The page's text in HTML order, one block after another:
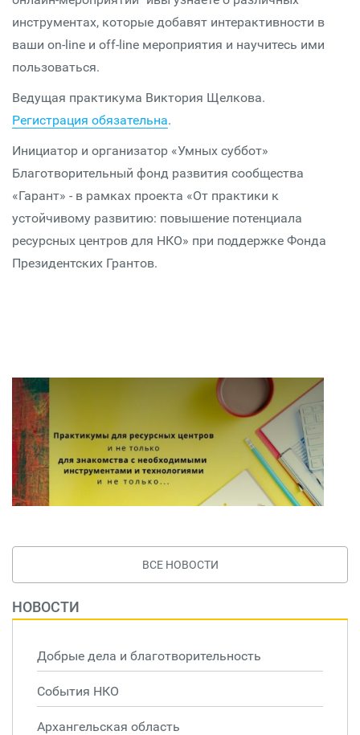
инструментах, которые добавят интерактивности в
ваши on-line и off-line мероприятия и научитесь ими
пользоваться.
Ведущая практикума Виктория Щелкова.
Регистрация обязательна.
Инициатор и организатор «Умных суббот»
Благотворительный фонд развития сообщества
«Гарант» - в рамках проекта «От практики к
устойчивому развитию: повышение потенциала
ресурсных центров для НКО» при поддержке Фонда
Президентских Грантов.
ВСЕ НОВОСТИ
НОВОСТИ
Добрые дела и благотворительность
События НКО
Архангельская область